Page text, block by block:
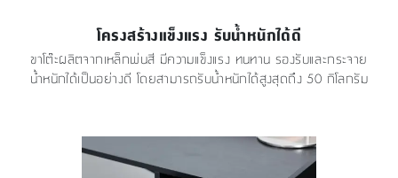
โครงสร้างแข็งแรง รับน้ำหนักได้ดี
ขาโต๊ะผลิตจากเหล็กพ่นสี มีความแข็งแรง ทนทาน รองรับและกระจาย
น้ำหนักได้เป็นอย่างดี โดยสามารถรับน้ำหนักได้สูงสุดถึง 50 กิโลกรัม